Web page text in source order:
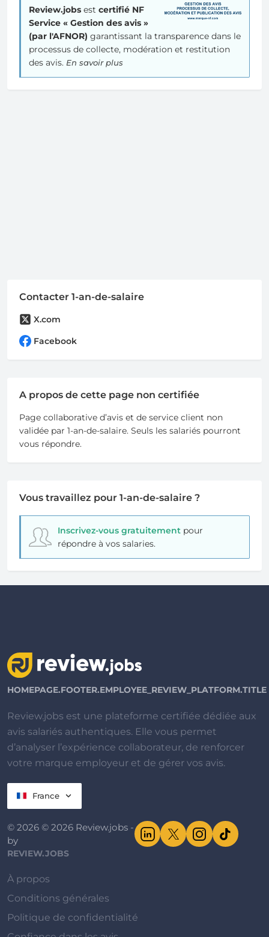
Review.jobs est certifié NF
Service « Gestion des avis »
(par l'AFNOR) garantissant la transparence dans le
processus de collecte, modération et restitution
des avis. En savoir plus
Contacter 1-an-de-salaire
X.com
Facebook
A propos de cette page non certifiée
Page collaborative d’avis et de service client non
validée par 1-an-de-salaire. Seuls les salariés pourront
vous répondre.
Vous travaillez pour 1-an-de-salaire ?
Inscrivez-vous gratuitementpour
répondre à vos salaries.
HOMEPAGE.FOOTER.EMPLOYEE_REVIEW_PLATFORM.TITLE
Review.jobs est une plateforme certifiée dédiée aux
avis salariés authentiques. Elle vous permet
d’analyser l’expérience collaborateur, de renforcer
votre marque employeur et de gérer vos avis.
France
© 2026 © 2026 Review.jobs -
by
REVIEW.JOBS
À propos
Conditions générales
Politique de confidentialité